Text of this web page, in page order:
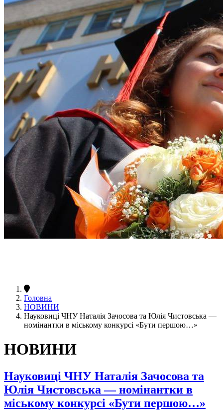
Головна
НОВИНИ
Науковиці ЧНУ Наталія Зачосова та Юлія Чистовська —
номінантки в міському конкурсі «Бути першою…»
НОВИНИ
Науковиці ЧНУ Наталія Зачосова та
Юлія Чистовська — номінантки в
міському конкурсі «Бути першою…»